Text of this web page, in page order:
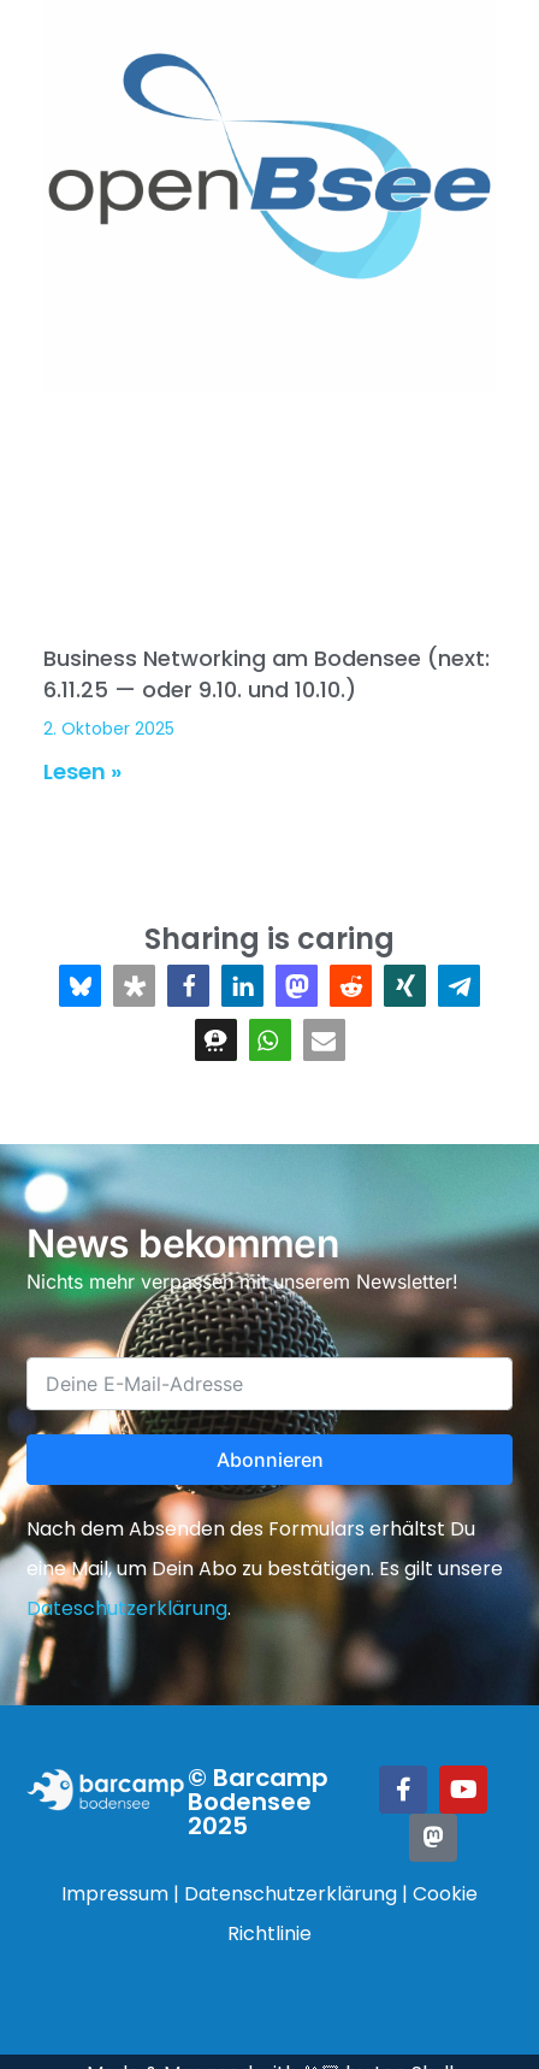
Business Networking am Bodensee (next:
6.11.25 — oder 9.10. und 10.10.)
2. Oktober 2025
Lesen »
Sharing is caring
News bekommen
Nichts mehr verpassen mit unserem Newsletter!
Abonnieren
Nach dem Absenden des Formulars erhältst Du
eine Mail, um Dein Abo zu bestätigen. Es gilt unsere
Dateschutzerklärung.
© Barcamp
Bodensee
2025
Impressum | Datenschutzerklärung | Cookie
Richtlinie